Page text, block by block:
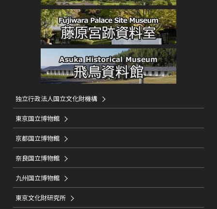
独立行政法人国立文化財機構
東京国立博物館
京都国立博物館
奈良国立博物館
九州国立博物館
東京文化財研究所